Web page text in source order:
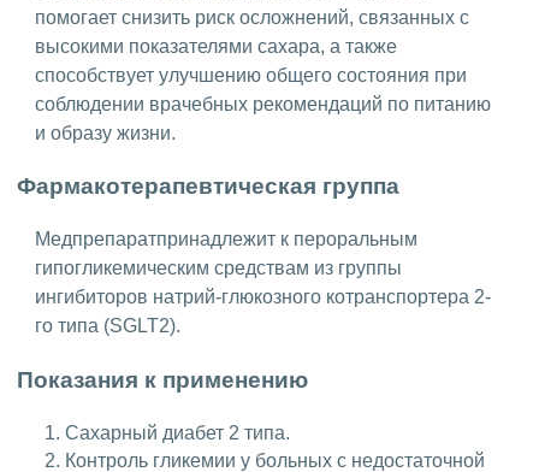
помогает снизить риск осложнений, связанных с
высокими показателями сахара, а также
способствует улучшению общего состояния при
соблюдении врачебных рекомендаций по питанию
и образу жизни.
Фармакотерапевтическая группа
Медпрепаратпринадлежит к пероральным
гипогликемическим средствам из группы
ингибиторов натрий-глюкозного котранспортера 2-
го типа (SGLT2).
Показания к применению
Сахарный диабет 2 типа.
Контроль гликемии у больных с недостаточной